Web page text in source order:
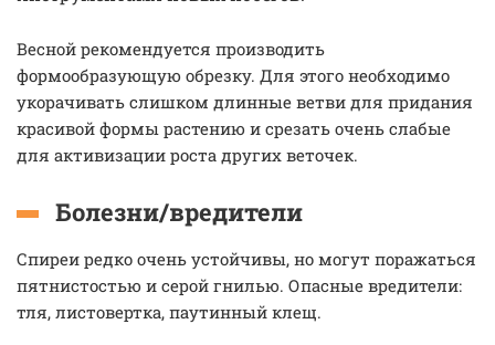
Весной рекомендуется производить
формообразующую обрезку. Для этого необходимо
укорачивать слишком длинные ветви для придания
красивой формы растению и срезать очень слабые
для активизации роста других веточек.
Болезни/вредители
Спиреи редко очень устойчивы, но могут поражаться
пятнистостью и серой гнилью. Опасные вредители:
тля, листовертка, паутинный клещ.